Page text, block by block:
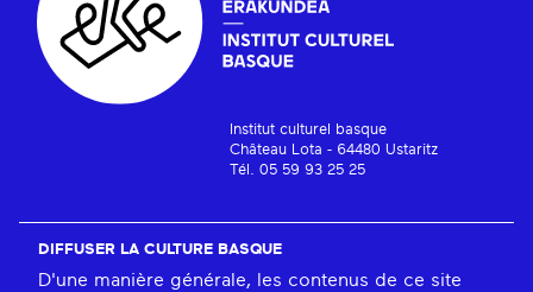
Institut culturel basque
Château Lota - 64480 Ustaritz
Tél. 05 59 93 25 25
DIFFUSER LA CULTURE BASQUE
D'une manière générale, les contenus de ce site